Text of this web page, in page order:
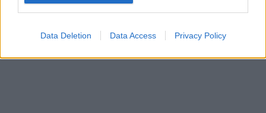
Data Deletion Data Access Privacy Policy